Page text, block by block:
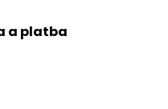
a platba